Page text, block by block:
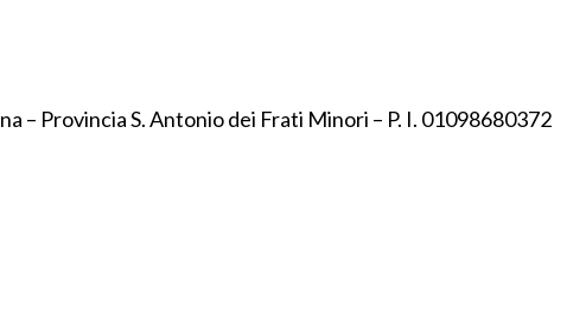
– Provincia S. Antonio dei Frati Minori – P. I. 01098680372